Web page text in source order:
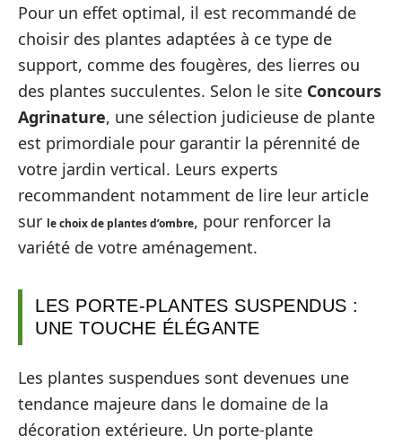
Pour un effet optimal, il est recommandé de
choisir des plantes adaptées à ce type de
support, comme des fougères, des lierres ou
des plantes succulentes. Selon le site Concours
Agrinature, une sélection judicieuse de plante
est primordiale pour garantir la pérennité de
votre jardin vertical. Leurs experts
recommandent notamment de lire leur article
sur le choix de plantes d’ombre, pour renforcer la
variété de votre aménagement.
LES PORTE-PLANTES SUSPENDUS :
UNE TOUCHE ÉLÉGANTE
Les plantes suspendues sont devenues une
tendance majeure dans le domaine de la
décoration extérieure. Un porte-plante